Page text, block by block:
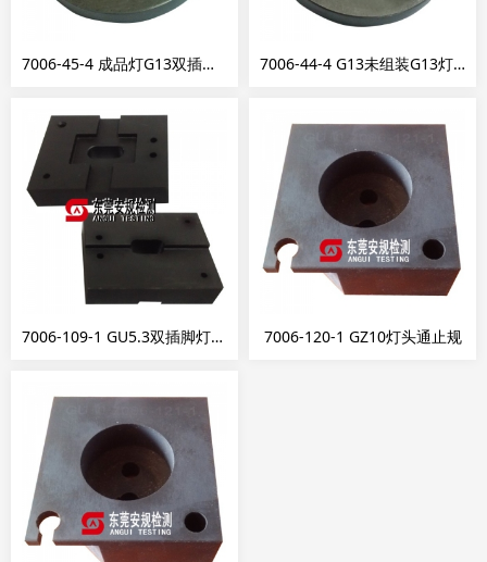
7006-45-4 成品灯G13双插脚灯头通规 7006-44-4 G13未组装G13灯头通规止规
7006-109-1 GU5.3双插脚灯端的通止规 7006-120-1 GZ10灯头通止规